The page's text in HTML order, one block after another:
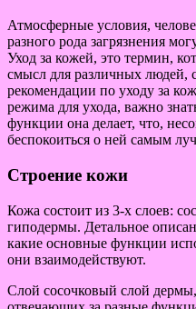
Атмосферные условия,
разного рода загрязнения
Уход за кожей, это термин,
смысл для различных людей,
рекомендации по уходу за
режима для ухода, важно
функции она делает, что,
беспокоиться о ней самым
Строение кожи
Кожа состоит из 3-х слоев:
гиподермы. Детальное
какие основные функции
они взаимодействуют.
Слой сосочковый слой дермы,